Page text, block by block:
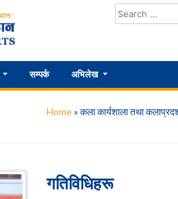
सम्पर्क अभिलेख
Home» कला कार्यशाला तथा
गतिविधिहरू